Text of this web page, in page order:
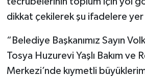
dikkat çekilerek şu ifadelere
“Belediye Başkanımız Sayın
Tosya Huzurevi Yaşlı Bakım ve
Merkezi’nde kıymetli